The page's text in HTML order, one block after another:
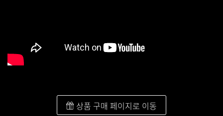
상품 구매 페이지로 이동